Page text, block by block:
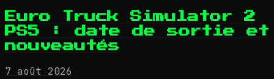
Euro Truck Simulator 2
PS5 : date de sortie et
nouveautés
7 août 2026